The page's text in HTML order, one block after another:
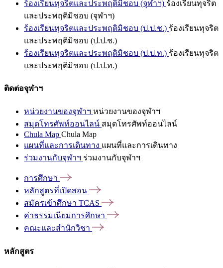
ร้องเรียนทุจริตและประพฤติมิชอบ (จุฬาฯ) ร้องเรียนทุจริต
และประพฤติมิชอบ (จุฬาฯ)
ร้องเรียนทุจริตและประพฤติมิชอบ (ป.ป.ช.) ร้องเรียนทุจริต
และประพฤติมิชอบ (ป.ป.ช.)
ร้องเรียนทุจริตและประพฤติมิชอบ (ป.ป.ท.) ร้องเรียนทุจริต
และประพฤติมิชอบ (ป.ป.ท.)
ติดต่อจุฬาฯ
หน่วยงานของจุฬาฯ หน่วยงานของจุฬาฯ
สมุดโทรศัพท์ออนไลน์ สมุดโทรศัพท์ออนไลน์
Chula Map Chula Map
แผนที่และการเดินทาง แผนที่และการเดินทาง
ร่วมงานกับจุฬาฯ ร่วมงานกับจุฬาฯ
การศึกษา
หลักสูตรที่เปิดสอน
สมัครเข้าศึกษา TCAS
ค่าธรรมเนียมการศึกษา
คณะและสำนักวิชา
หลักสูตร